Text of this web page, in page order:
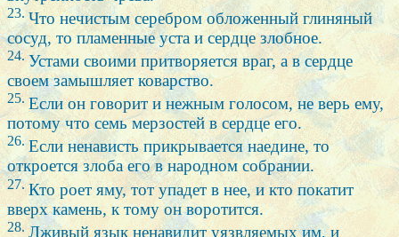
23.Что нечистым серебром обложенный глиняный
сосуд, то пламенные уста и сердце злобное.
24.Устами своими притворяется враг, а в сердце
своем замышляет коварство.
25. Если он говорит и нежным голосом, не верь ему,
потому что семь мерзостей в сердце его.
26.Если ненависть прикрывается наедине, то
откроется злоба его в народном собрании.
27.Кто роет яму, тот упадет в нее, и кто покатит
вверх камень, к тому он воротится.
28. Лживый язык ненавидит уязвляемых им, и